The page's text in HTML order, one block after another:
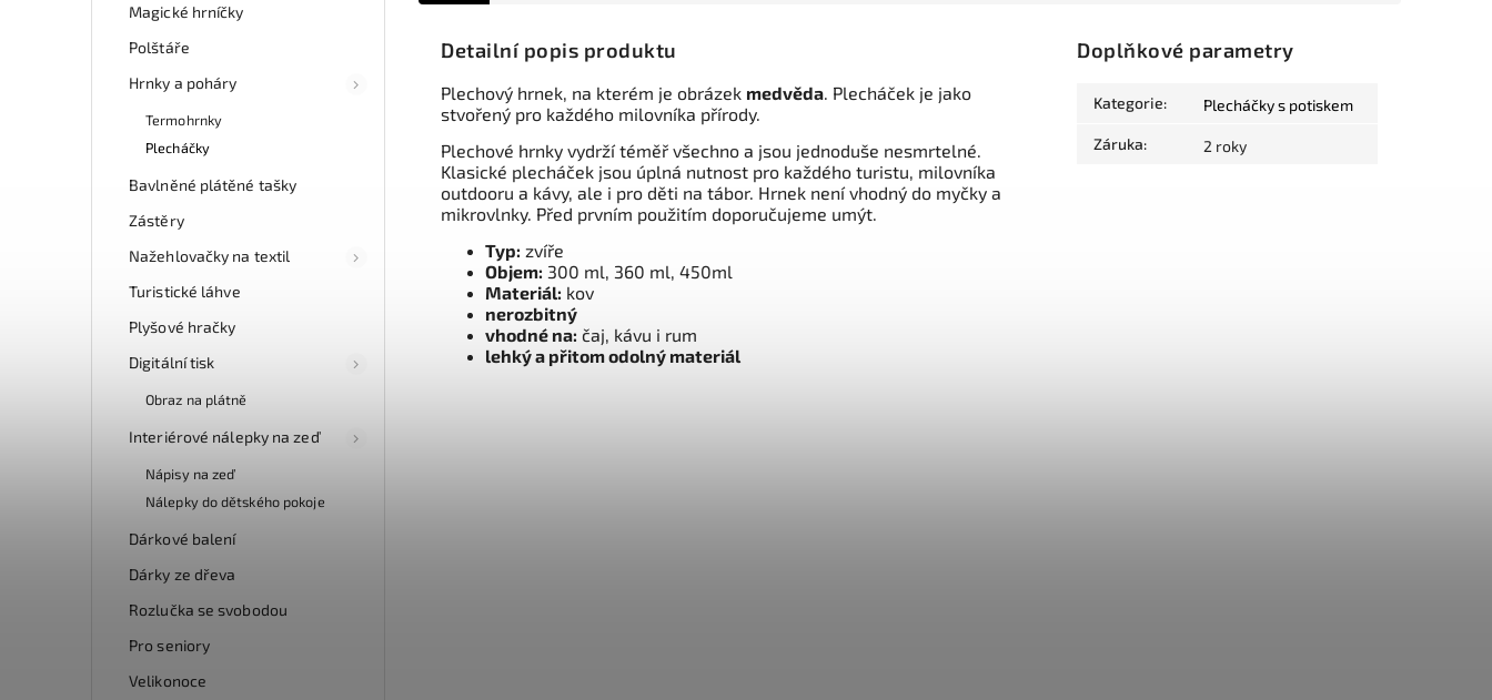
Magické hrníčky
Polštáře
Hrnky a poháry
Termohrnky
Plecháčky
Bavlněné plátěné tašky
Zástěry
Nažehlovačky na textil
Turistické láhve
Plyšové hračky
Digitální tisk
Obraz na plátně
Interiérové nálepky na zeď
Nápisy na zeď
Nálepky do dětského pokoje
Dárkové balení
Dárky ze dřeva
Rozlučka se svobodou
Pro seniory
Velikonoce
Detailní popis produktu
Plechový hrnek, na kterém je obrázek medvěda. Plecháček je jako
stvořený pro každého milovníka přírody.
Plechové hrnky vydrží téměř všechno a jsou jednoduše nesmrtelné.
Klasické plecháček jsou úplná nutnost pro každého turistu, milovníka
outdooru a kávy, ale i pro děti na tábor. Hrnek není vhodný do myčky a
mikrovlnky. Před prvním použitím doporučujeme umýt.
Typ: zvíře
Objem: 300 ml, 360 ml, 450ml
Materiál: kov
nerozbitný
vhodné na: čaj, kávu i rum
lehký a přitom odolný materiál
Doplňkové parametry
Kategorie: Plecháčky s potiskem
Záruka: 2 roky